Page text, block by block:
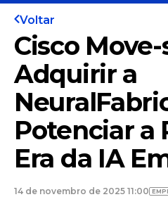
Voltar
Cisco
Adquirir a
Potenciar a
Era da IA
14 de novembro de 2025 11:00